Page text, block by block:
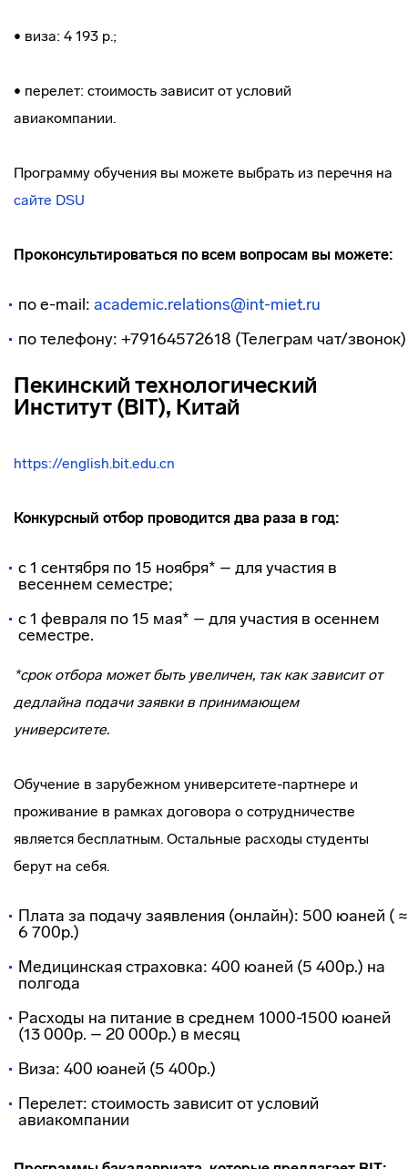
• виза: 4 193 р.;
• перелет: стоимость зависит от условий
авиакомпании.
Программу обучения вы можете выбрать из перечня на
сайте DSU
Проконсультироваться по всем вопросам вы можете:
по e-mail: academic.relations@int-miet.ru
по телефону: +79164572618 (Телеграм чат/звонок)
Пекинский технологический
Институт (BIT), Китай
https://english.bit.edu.cn
Конкурсный отбор проводится два раза в год:
с 1 сентября по 15 ноября* – для участия в
весеннем семестре;
с 1 февраля по 15 мая* – для участия в осеннем
семестре.
*срок отбора может быть увеличен, так как зависит от
дедлайна подачи заявки в принимающем
университете.
Обучение в зарубежном университете-партнере и
проживание в рамках договора о сотрудничестве
является бесплатным. Остальные расходы студенты
берут на себя.
Плата за подачу заявления (онлайн): 500 юаней ( ≈
6 700р.)
Медицинская страховка: 400 юаней (5 400р.) на
полгода
Расходы на питание в среднем 1000-1500 юаней
(13 000р. – 20 000р.) в месяц
Виза: 400 юаней (5 400р.)
Перелет: стоимость зависит от условий
авиакомпании